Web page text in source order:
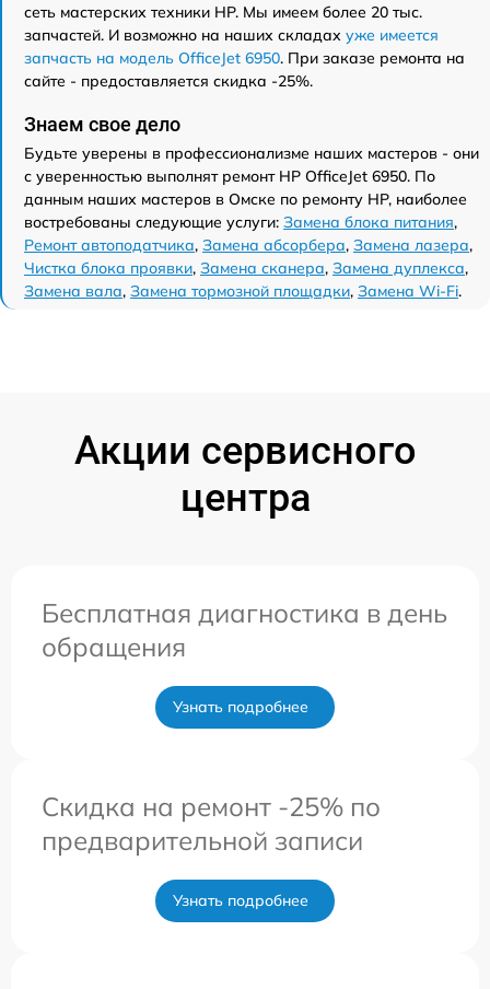
сеть мастерских техники HP. Мы имеем более 20 тыс.
запчастей. И возможно на наших складах уже имеется
запчасть на модель OfficeJet 6950. При заказе ремонта на
сайте - предоставляется скидка -25%.
Знаем свое дело
Будьте уверены в профессионализме наших мастеров - они
с уверенностью выполнят ремонт HP OfficeJet 6950. По
данным наших мастеров в Омске по ремонту HP, наиболее
востребованы следующие услуги: Замена блока питания,
Ремонт автоподатчика, Замена абсорбера, Замена лазера,
Чистка блока проявки, Замена сканера, Замена дуплекса,
Замена вала, Замена тормозной площадки, Замена Wi-Fi.
Акции сервисного
центра
Бесплатная диагностика в день
обращения
Узнать подробнее
Скидка на ремонт -25% по
предварительной записи
Узнать подробнее